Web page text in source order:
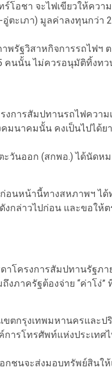
โอชา จะไฟเขียวให้คว
ตะเภา) มูลค่าลงทุนกว่
พรัฐวิสาหกิจการรถไฟฯ
คนนั้น ไม่ควรอนุมัติทิ้งท
การสัมปทานรถไฟความ
นาคมนั้น คงเป็นไปได้ย
วันออก (สกพอ.) ได้นัด
อนหน้านี้ทางสหภาพฯ ได้
ล่าวไปก่อน และขอให้ต
โครงการสัมปทานรัฐภ
ภาครัฐต้องจ่าย “ค่าโง่
ขตกรุงเทพมหานครแล
ารโทรศัพท์แห่งประเท
นจะส่งมอบทรัพย์สินให้